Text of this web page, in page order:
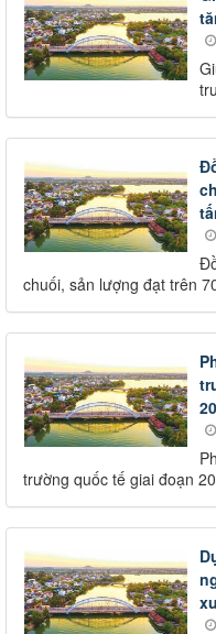
chuối, sản lượng đạt trên
trường quốc tế giai đoạn